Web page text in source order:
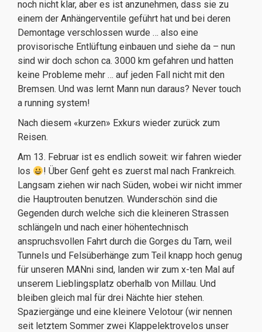
noch nicht klar, aber es ist anzunehmen, dass sie zu
einem der Anhängerventile geführt hat und bei deren
Demontage verschlossen wurde … also eine
provisorische Entlüftung einbauen und siehe da – nun
sind wir doch schon ca. 3000 km gefahren und hatten
keine Probleme mehr … auf jeden Fall nicht mit den
Bremsen. Und was lernt Mann nun daraus? Never touch
a running system!
Nach diesem «kurzen» Exkurs wieder zurück zum
Reisen.
Am 13. Februar ist es endlich soweit: wir fahren wieder
los
! Über Genf geht es zuerst mal nach Frankreich.
Langsam ziehen wir nach Süden, wobei wir nicht immer
die Hauptrouten benutzen. Wunderschön sind die
Gegenden durch welche sich die kleineren Strassen
schlängeln und nach einer höhentechnisch
anspruchsvollen Fahrt durch die Gorges du Tarn, weil
Tunnels und Felsüberhänge zum Teil knapp hoch genug
für unseren MANni sind, landen wir zum x-ten Mal auf
unserem Lieblingsplatz oberhalb von Millau. Und
bleiben gleich mal für drei Nächte hier stehen.
Spaziergänge und eine kleinere Velotour (wir nennen
seit letztem Sommer zwei Klappelektrovelos unser